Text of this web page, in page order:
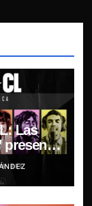
Las
presenta